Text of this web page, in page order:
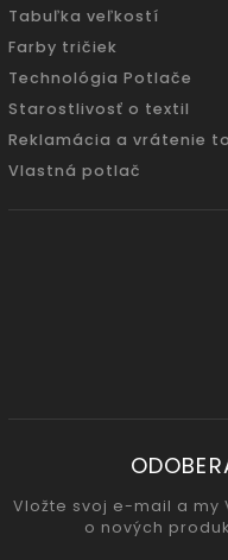
Tabuľka veľkostí
Farby tričiek
Technológia Potlače
Starostlivosť o textil
Reklamácia a vrátenie
Vlastná potlač
Vložte svoj e-mail a
o nových